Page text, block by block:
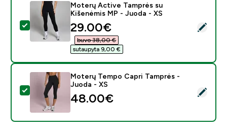
Pasirinkti šį produktą - Moterų Active Tamprės su
Moterų Active Tamprės su
Kišenėmis MP - Juoda - XS
discounted price
29.00€‎
buvo 38,00 €‎
sutaupyta 9,00 €‎
Pasirinkti šį produktą - Moterų Tempo Capri Tamprės
Moterų Tempo Capri Tamprės -
Juoda - XS
48.00€‎